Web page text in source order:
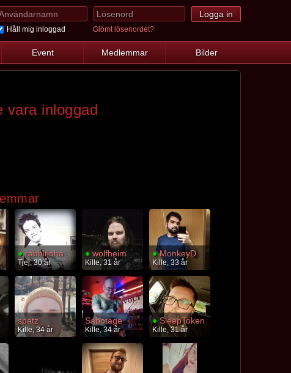
Håll mig inloggad Glömt lösenordet?
Event Medlemmar Bilder
vara inloggad
●rabbitjohanssonn
Tjej, 30 år
● wolfheim
Kille, 31 år
●MonkeyDLuffy
Kille, 33 år
spatz
Kille, 34 år
Sabotage
Kille, 34 år
●SleepToken
Kille, 31 år